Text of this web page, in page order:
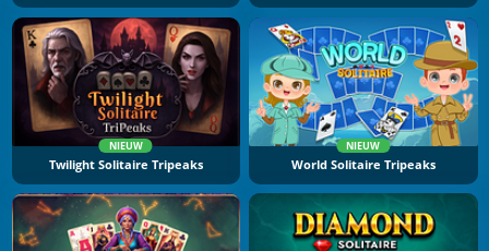
NIEUW
Twilight Solitaire Tripeaks
NIEUW
World Solitaire Tripeaks